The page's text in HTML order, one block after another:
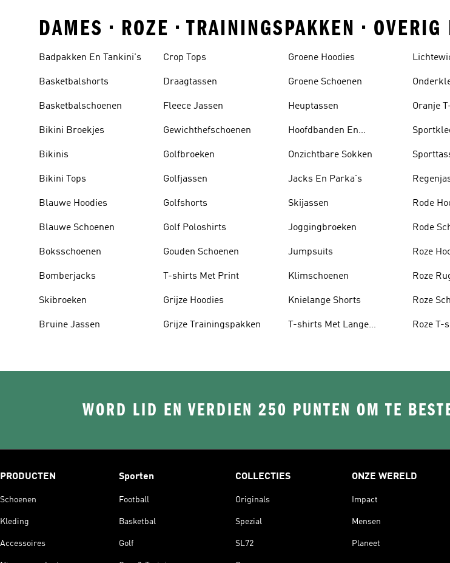
DAMES • ROZE • TRAININGSPAKKEN •
Badpakken En Tankini's
Basketbalshorts
Basketbalschoenen
Bikini Broekjes
Bikinis
Bikini Tops
Blauwe Hoodies
Blauwe Schoenen
Boksschoenen
Bomberjacks
Skibroeken
Bruine Jassen
Crop Tops
Draagtassen
Fleece Jassen
Gewichthefschoenen
Golfbroeken
Golfjassen
Golfshorts
Golf Poloshirts
Gouden Schoenen
T-shirts Met Print
Grijze Hoodies
Grijze Trainingspakken
Groene Hoodies
Groene Schoenen
Heuptassen
Hoofdbanden En
Onzichtbare Sokken
Jacks En Parka's
Skijassen
Joggingbroeken
Jumpsuits
Klimschoenen
Knielange Shorts
T-shirts Met Lange
Oranje
Rode
Rode
Roze
Roze
Roze
Roze T-
WORD LID EN VERDIEN 250 PUNTEN OM TE
PRODUCTEN
Schoenen
Kleding
Accessoires
Sporten
Football
Basketbal
Golf
COLLECTIES
Originals
Spezial
SL72
ONZE WERELD
Impact
Mensen
Planeet